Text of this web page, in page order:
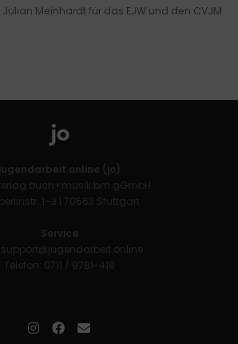
Meinhardt für das EJW und den CVJM
jugendarbeit.online (jo)
buch+musik bm gGmbH
1–3 | 70563 Stuttgart
Service
support@jugendarbeit.online
Telefon: 0711 / 9781-419